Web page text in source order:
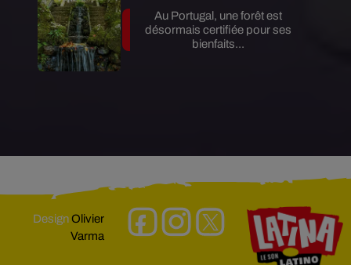
Au Portugal, une forêt est
désormais certifiée pour ses
bienfaits...
DesignOlivier
Varma